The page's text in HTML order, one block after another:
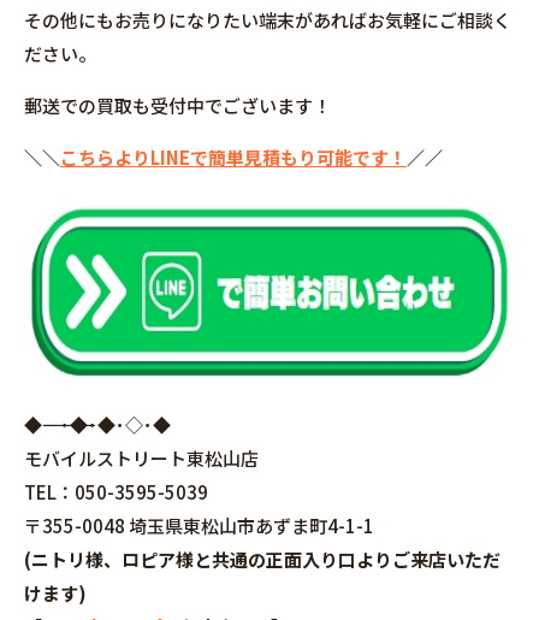
その他にもお売りになりたい端末があればお気軽にご相談く
ださい。
郵送での買取も受付中でございます！
＼＼こちらよりLINEで簡単見積もり可能です！ ／／
◆――――――――――――――――･◆･◆･◇･◆
モバイルストリート東松山店
TEL：050-3595-5039
〒355-0048 埼玉県東松山市あずま町4-1-1
(ニトリ様、ロピア様と共通の正面入り口よりご来店いただ
けます)